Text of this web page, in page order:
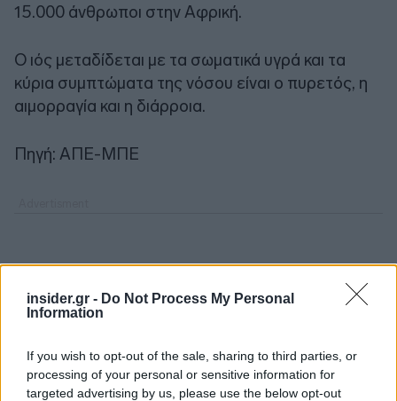
insider.gr - Do Not Process My Personal
Information
If you wish to opt-out of the sale, sharing to third parties, or
processing of your personal or sensitive information for
targeted advertising by us, please use the below opt-out
15.000 άνθρωποι στην Αφρική.
Ο ιός μεταδίδεται με τα σωματικά υγρά και τα
κύρια συμπτώματα της νόσου είναι ο πυρετός, η
αιμορραγία και η διάρροια.
Πηγή: ΑΠΕ-ΜΠΕ